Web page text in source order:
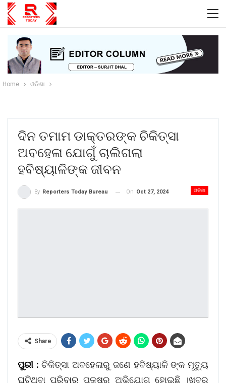
Home ଓଡିଶା
ଦିନ ତମାମ ଡାକ୍ତରଙ୍କ ଚିକିତ୍ସା
ଅବହେଳା ଯୋଗୁଁ ଚାଲିଗଲା
ହବିଷ୍ୟାଳିଙ୍କ ଜୀବନ
ଓଡିଶା
By Reporters Today Bureau On Oct 27, 2024
Share
ପୁରୀ : ଚିକିତ୍ସା ଅବହେଳାରୁ ଜଣେ ହବିଷ୍ୟାଳି ଙ୍କ ମୃତ୍ୟୁ
ଘଟିଥିବା ପରିବାର ପକ୍ଷରୁ ଅଭିଯୋଗ ହୋଇଛି ।ଖବର